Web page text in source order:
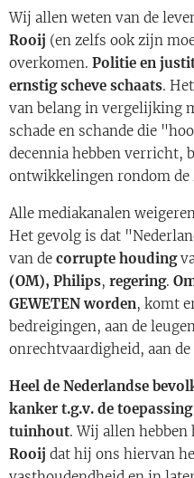
Wij allen weten van de
Rooij (en zelfs ook zijn
overkomen. Politie en
ernstig scheve schaats.
van belang in vergelijking
schade en schande die
decennia hebben verricht,
ontwikkelingen rondom
Alle mediakanalen
Het gevolg is dat
van de corrupte houding
(OM), Philips, regering.
GEWETENworden, komt
bedreigingen, aan de
onrechtvaardigheid, aan
Heel de Nederlandse
kanker t.g.v. de
tuinhout. Wij allen
Rooij dat hij ons hiervan